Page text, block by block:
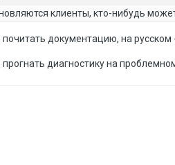
клиенты, кто-нибудь
почитать документацию, на русском
прогнать диагностику на